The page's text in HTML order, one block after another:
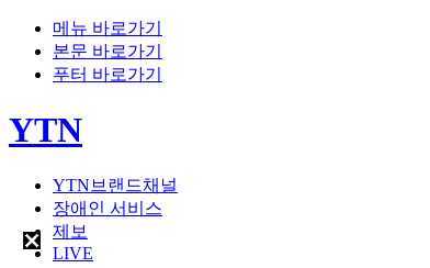
메뉴 바로가기
본문 바로가기
푸터 바로가기
YTN
YTN브랜드채널
장애인 서비스
제보
LIVE